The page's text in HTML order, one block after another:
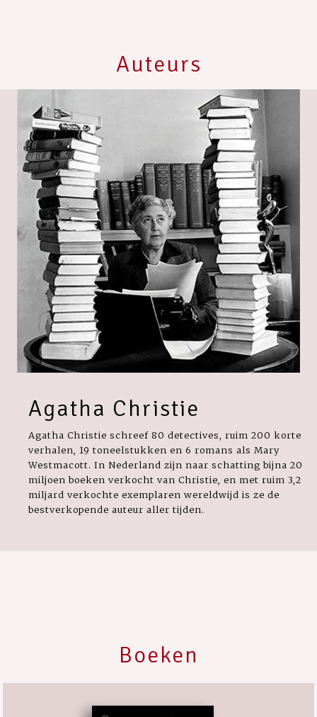
Auteurs
Agatha Christie
Agatha Christie schreef 80 detectives, ruim 200 korte
verhalen, 19 toneelstukken en 6 romans als Mary
Westmacott. In Nederland zijn naar schatting bijna 20
miljoen boeken verkocht van Christie, en met ruim 3,2
miljard verkochte exemplaren wereldwijd is ze de
bestverkopende auteur aller tijden.
Boeken